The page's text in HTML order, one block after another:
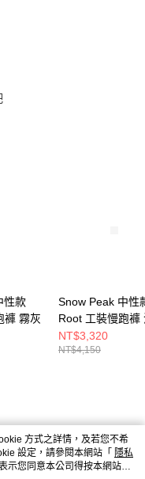
性款
褲 霧灰
Snow Peak 中性
Root 工裝慢跑褲
其
NT$3,320
NT$4,150
方式之詳情，及若您不希
設定，請參閱本網站「 隱私
示您同意本公司得按本網站使